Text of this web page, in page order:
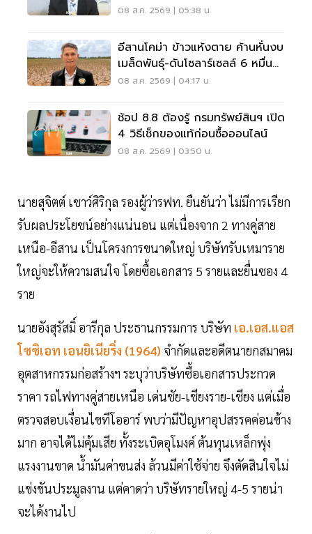
สวนยาง
08 ส.ค. 2569 | 05:38 น.
อีสานโคม่า ข้าวแห้งตาย ค้านหั่นงบ
เมล็ดพันธุ์-ดันโซลาร์เซลล์ 6 หมื่น
ล้าน
08 ส.ค. 2569 | 04:17 น.
ช้อป 8.8 ต้องรู้ กรมทรัพย์สินฯ เปิด
4 วิธีเช็กของแท้ก่อนซื้อออนไลน์
08 ส.ค. 2569 | 03:50 น.
นายสุจิตต์ เชาว์ศิริกุล รองผู้ว่ารฟท. ยืนยันว่า ไม่มีการเรียก
รับผลประโยชน์อย่างแน่นอน แต่เนื่องจาก 2 ทางคู่สาย
เหนือ-อีสาน เป็นโครงการขนาดใหญ่ บริษัทรับเหมาราย
ใหญ่จะให้ความสนใจ โดยซื้อเอกสาร 5 รายและยื่นซอง 4
ราย
นายอังสุรัสมิ์ อารีกุล ประธานกรรมการ บริษัท เอ.เอส.แอส
โซซิเอท เอนยิเนียริ่ง (1964) จำกัดและอดีตนายกสมาคม
อุตสาหกรรมก่อสร้างฯ ระบุว่าบริษัทซื้อเอกสารประกวด
ราคา รถไฟทางคู่สายเหนือ เด่นชัย-เชียงราย-เชียง แต่เมื่อ
ตรวจสอบเงื่อนไขทีโออาร์ พบว่ามีปัญหาอุปสรรคค่อนข้าง
มาก อาจได้ไม่คุ้มเสีย ทั้งระเบิดอุโมงค์ ต้นทุนเหล็กพุ่ง
แรงงานขาด น้ำมันค่าขนส่ง ล้วนมีค่าใช้จ่าย จึงตัดสินใจไม่
แข่งขันประมูลงาน แต่คาดว่า บริษัทรายใหญ่ 4-5 รายน่า
จะได้งานไป